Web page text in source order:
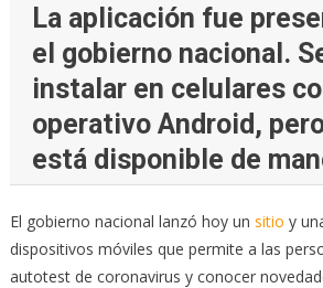
La aplicación fue
el gobierno nacional.
instalar en celulares
operativo Android,
está disponible de
El gobierno nacional lanzó hoy un sitio y
dispositivos móviles que permite a las
autotest de coronavirus y conocer